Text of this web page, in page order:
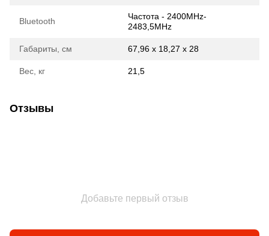
Bluetooth
Частота - 2400MHz-
2483,5MHz
Габариты, см 67,96 x 18,27 x 28
Вес, кг 21,5
Отзывы
Добавьте первый отзыв